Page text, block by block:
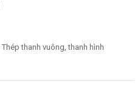
Thép thanh vuông, thanh hình